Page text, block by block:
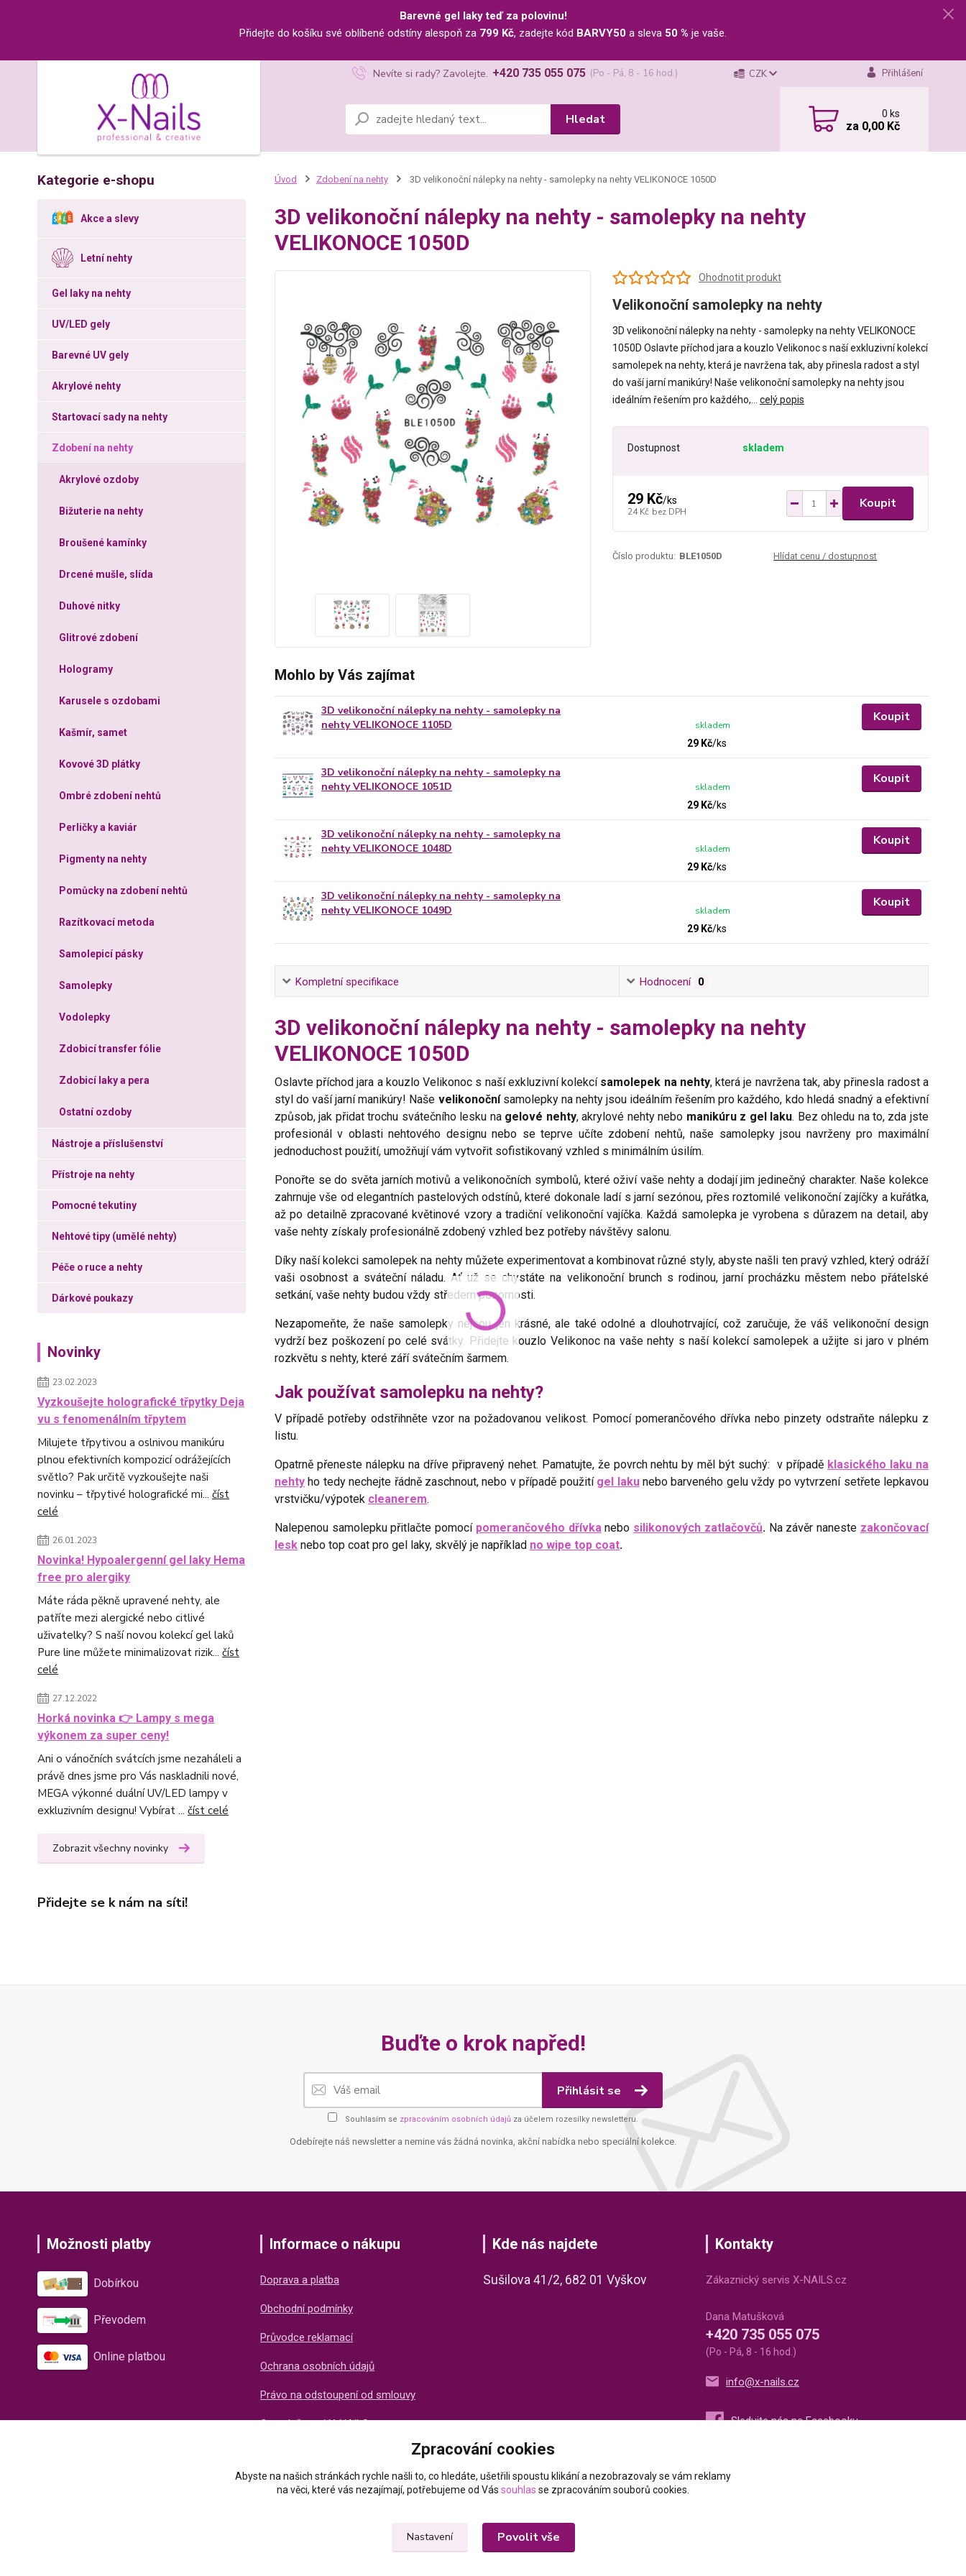
Barevné gel laky teď za polovinu!
Přidejte do košíku své oblíbené odstíny alespoň za 799 Kč, zadejte kód BARVY50 a sleva 50 % je vaše.
CZK Přihlášení
Hledat
Nevíte si rady? Zavolejte. +420 735 055 075 (Po - Pá, 8 - 16 hod.)
0ks
za 0,00 Kč
Kategorie e-shopu
Akce a slevy
Letní nehty
Gel laky na nehty
UV/LED gely
Barevné UV gely
Akrylové nehty
Startovací sady na nehty
Zdobení na nehty
Akrylové ozdoby
Bižuterie na nehty
Broušené kamínky
Drcené mušle, slída
Duhové nitky
Glitrové zdobení
Hologramy
Karusele s ozdobami
Kašmír, samet
Kovové 3D plátky
Ombré zdobení nehtů
Perličky a kaviár
Pigmenty na nehty
Pomůcky na zdobení nehtů
Razítkovací metoda
Samolepicí pásky
Samolepky
Vodolepky
Zdobicí transfer fólie
Zdobicí laky a pera
Ostatní ozdoby
Nástroje a příslušenství
Přístroje na nehty
Pomocné tekutiny
Nehtové tipy (umělé nehty)
Péče o ruce a nehty
Dárkové poukazy
Novinky
23.02.2023
Vyzkoušejte holografické třpytky Deja
vu s fenomenálním třpytem
Milujete třpytivou a oslnivou manikúru
plnou efektivních kompozicí odrážejících
světlo? Pak určitě vyzkoušejte naši
novinku – třpytivé holografické mi... číst
celé
26.01.2023
Novinka! Hypoalergenní gel laky Hema
free pro alergiky
Máte ráda pěkně upravené nehty, ale
patříte mezi alergické nebo citlivé
uživatelky? S naší novou kolekcí gel laků
Pure line můžete minimalizovat rizik... číst
celé
27.12.2022
Horká novinka 👉 Lampy s mega
výkonem za super ceny!
Ani o vánočních svátcích jsme nezaháleli a
právě dnes jsme pro Vás naskladnili nové,
MEGA výkonné duální UV/LED lampy v
exkluzivním designu! Vybírat ... číst celé
Zobrazit všechny novinky
Přidejte se k nám na síti!
Úvod Zdobení na nehty 3D velikonoční nálepky na nehty - samolepky na nehty VELIKONOCE 1050D
3D velikonoční nálepky na nehty - samolepky na nehty
VELIKONOCE 1050D
Ohodnotit produkt
Velikonoční samolepky na nehty
3D velikonoční nálepky na nehty - samolepky na nehty VELIKONOCE
1050D Oslavte příchod jara a kouzlo Velikonoc s naší exkluzivní kolekcí
samolepek na nehty, která je navržena tak, aby přinesla radost a styl
do vaší jarní manikúry! Naše velikonoční samolepky na nehty jsou
ideálním řešením pro každého,... celý popis
Dostupnost skladem
29 Kč/ks
24 Kč bez DPH
Koupit
Číslo produktu: BLE1050D Hlídat cenu / dostupnost
Mohlo by Vás zajímat
3D velikonoční nálepky na nehty - samolepky na
nehty VELIKONOCE 1105D
29 Kč/ks
skladem
Koupit
3D velikonoční nálepky na nehty - samolepky na
nehty VELIKONOCE 1051D
29 Kč/ks
skladem
Koupit
3D velikonoční nálepky na nehty - samolepky na
nehty VELIKONOCE 1048D
29 Kč/ks
skladem
Koupit
3D velikonoční nálepky na nehty - samolepky na
nehty VELIKONOCE 1049D
29 Kč/ks
skladem
Koupit
Kompletní specifikace Hodnocení 0
3D velikonoční nálepky na nehty - samolepky na nehty
VELIKONOCE 1050D
Oslavte příchod jara a kouzlo Velikonoc s naší exkluzivní kolekcí samolepek na nehty, která je navržena tak, aby přinesla radost a
styl do vaší jarní manikúry! Naše velikonočnísamolepky na nehty jsou ideálním řešením pro každého, kdo hledá snadný a efektivní
způsob, jak přidat trochu svátečního lesku na gelové nehty, akrylové nehty nebo manikúru z gel laku. Bez ohledu na to, zda jste
profesionál v oblasti nehtového designu nebo se teprve učíte zdobení nehtů, naše samolepky jsou navrženy pro maximální
jednoduchost použití, umožňují vám vytvořit sofistikovaný vzhled s minimálním úsilím.
Ponořte se do světa jarních motivů a velikonočních symbolů, které oživí vaše nehty a dodají jim jedinečný charakter. Naše kolekce
zahrnuje vše od elegantních pastelových odstínů, které dokonale ladí s jarní sezónou, přes roztomilé velikonoční zajíčky a kuřátka,
až po detailně zpracované květinové vzory a tradiční velikonoční vajíčka. Každá samolepka je vyrobena s důrazem na detail, aby
vaše nehty získaly profesionálně zdobený vzhled bez potřeby návštěvy salonu.
Díky naší kolekci samolepek na nehty můžete experimentovat a kombinovat různé styly, abyste našli ten pravý vzhled, který odráží
vaši osobnost a sváteční náladu. Ať už se chystáte na velikonoční brunch s rodinou, jarní procházku městem nebo přátelské
setkání, vaše nehty budou vždy středem pozornosti.
Nezapomeňte, že naše samolepky nejsou jen krásné, ale také odolné a dlouhotrvající, což zaručuje, že váš velikonoční design
vydrží bez poškození po celé svátky. Přidejte kouzlo Velikonoc na vaše nehty s naší kolekcí samolepek a užijte si jaro v plném
rozkvětu s nehty, které září svátečním šarmem.
Jak používat samolepku na nehty?
V případě potřeby odstřihněte vzor na požadovanou velikost. Pomocí pomerančového dřívka nebo pinzety odstraňte nálepku z
listu.
Opatrně přeneste nálepku na dříve připravený nehet. Pamatujte, že povrch nehtu by měl být suchý: v případě klasického laku na
nehtyho tedy nechejte řádně zaschnout, nebo v případě použití gel lakunebo barveného gelu vždy po vytvrzení setřete lepkavou
vrstvičku/výpotek cleanerem.
Nalepenou samolepku přitlačte pomocí pomerančového dřívkanebo silikonových zatlačovčů.Na závěr naneste zakončovací
lesknebo top coat pro gel laky, skvělý je například no wipe top coat.
Buďte o krok napřed!
Přihlásit se
Souhlasím se zpracováním osobních údajů za účelem rozesílky newsletteru.
Odebírejte náš newsletter a nemine vás žádná novinka, akční nabídka nebo speciální kolekce.
Možnosti platby
Dobírkou
Převodem
Online platbou
Informace o nákupu
Doprava a platba
Obchodní podmínky
Průvodce reklamací
Ochrana osobních údajů
Právo na odstoupení od smlouvy
O společnosti X-NAILS
Kde nás najdete
Sušilova 41/2, 682 01 Vyškov
Kontakty
Zákaznický servis X-NAILS.cz
Dana Matušková
+420 735 055 075
(Po - Pá, 8 - 16 hod.)
info@x-nails.cz
Zpracování cookies
Abyste na našich stránkách rychle našli to, co hledáte, ušetřili spoustu klikání a nezobrazovaly se vám reklamy
na věci, které vás nezajímají, potřebujeme od Vás souhlas se zpracováním souborů cookies.
Nastavení Povolit vše